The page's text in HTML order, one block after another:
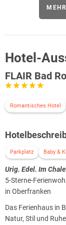
Hotel-
FLAIR Bad
Romantisches Hotel
Parkplatz Baby &
Urig. Edel. Im
5-Sterne-
in Oberfranken
Das Ferienhaus in
Natur, Stil und